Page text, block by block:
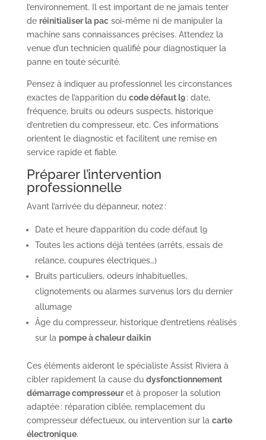
l’environnement. Il est important de ne jamais tenter
de réinitialiser la pacsoi-même ni de manipuler la
machine sans connaissances précises. Attendez la
venue d’un technicien qualifié pour diagnostiquer la
panne en toute sécurité.
Pensez à indiquer au professionnel les circonstances
exactes de l’apparition du code défaut l9: date,
fréquence, bruits ou odeurs suspects, historique
d’entretien du compresseur, etc. Ces informations
orientent le diagnostic et facilitent une remise en
service rapide et fiable.
Préparer l’intervention
professionnelle
Avant l’arrivée du dépanneur, notez :
Date et heure d’apparition du code défaut l9
Toutes les actions déjà tentées (arrêts, essais de
relance, coupures électriques…)
Bruits particuliers, odeurs inhabituelles,
clignotements ou alarmes survenus lors du dernier
allumage
Âge du compresseur, historique d’entretiens réalisés
sur la pompe à chaleur daikin
Ces éléments aideront le spécialiste Assist Riviera à
cibler rapidement la cause du dysfonctionnement
démarrage compresseuret à proposer la solution
adaptée : réparation ciblée, remplacement du
compresseur défectueux, ou intervention sur la carte
électronique.